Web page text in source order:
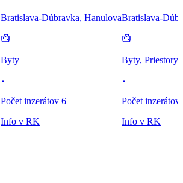
Bratislava-Dúbravka, Hanulova
Byty
Počet inzerátov 6
Info v RK
Bratislava-
Byty, Priestory
Počet inzerátov
Info v RK